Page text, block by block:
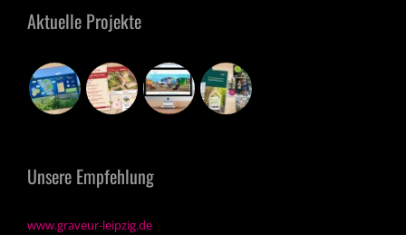
Aktuelle Projekte
Unsere Empfehlung
www.graveur-leipzig.de